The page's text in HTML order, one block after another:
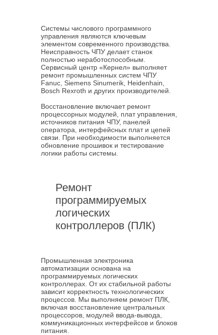
Системы числового программного
управления являются ключевым
элементом современного производства.
Неисправность ЧПУ делает станок
полностью неработоспособным.
Сервисный центр «Кернел» выполняет
ремонт промышленных систем ЧПУ
Fanuc, Siemens Sinumerik, Heidenhain,
Bosch Rexroth и других производителей.
Восстановление включает ремонт
процессорных модулей, плат управления,
источников питания ЧПУ, панелей
оператора, интерфейсных плат и цепей
связи. При необходимости выполняется
обновление прошивок и тестирование
логики работы системы.
Ремонт
программируемых
логических
контроллеров (ПЛК)
Промышленная электроника
автоматизации основана на
программируемых логических
контроллерах. От их стабильной работы
зависит корректность технологических
процессов. Мы выполняем ремонт ПЛК,
включая восстановление центральных
процессоров, модулей ввода-вывода,
коммуникационных интерфейсов и блоков
питания.